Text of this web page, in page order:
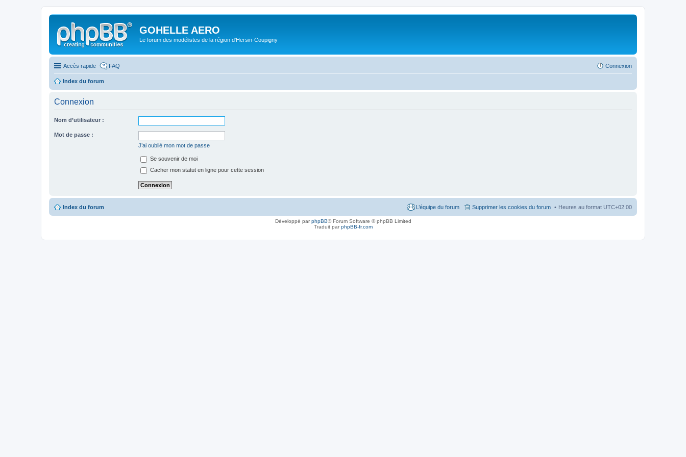
GOHELLE AERO
Le forum des modélistes de la région d'Hersin-Coupigny
Accès rapide FAQ Connexion
Index du forum
Connexion
Nom d’utilisateur :
Mot de passe :
J’ai oublié mon mot de passe
Se souvenir de moi
Cacher mon statut en ligne pour cette session
Index du forum Heures au format UTC+02:00
Supprimer les cookies du forum
L’équipe du forum
Développé parphpBB® Forum Software © phpBB Limited
Traduit parphpBB-fr.com